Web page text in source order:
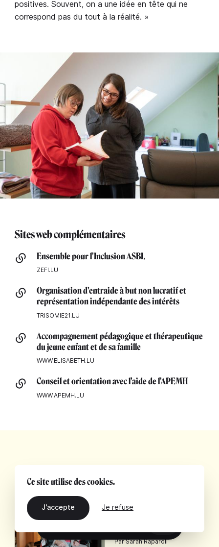
positives. Souvent, on a une idée en tête qui ne
correspond pas du tout à la réalité. »
Sites web complémentaires
Ensemble pour l'Inclusion ASBL
ZEFI.LU
Organisation d'entraide à but non lucratif et
représentation indépendante des intérêts
TRISOMIE21.LU
Accompagnement pédagogique et thérapeutique
du jeune enfant et de sa famille
WWW.ELISABETH.LU
Conseil et orientation avec l'aide de l'APEMH
WWW.APEMH.LU
LIRE
Par Sarah Raparoli
Ce site utilise des cookies.
J'accepte Je refuse